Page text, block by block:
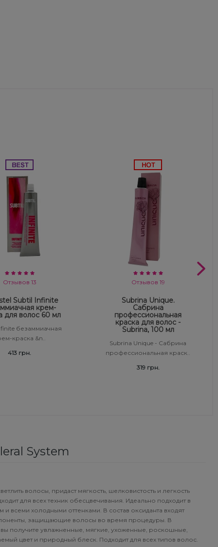
Отзывов 13
Subtil Infinite
крем-
для волос 60 мл
безаммиачная
краска &n..
413 грн.
Отзывов 19
Subrina Unique.
Сабрина
профессиональная
краска для волос -
Subrina, 100 мл
Subrina Unique - Сабрина
профессиональная краск..
319 грн.
System
волосы, придаст мягкость, шелковистость и легкость
для всех техник обесцвечивания. Идеально подходит в
всеми холодными оттенками. В состав оксиданта входят
защищающие волосы во время процедуры. В
получите увлажненные, мягкие, ухоженные, роскошные,
цвет и природный блеск. Подходит для всех типов волос.